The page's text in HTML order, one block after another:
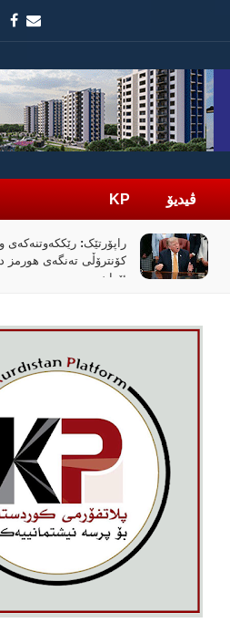
ڤیدیۆ KP
راپۆرتێک: رێککەوتنەکەی
کۆنترۆڵی تەنگەی هورمز
ئێران